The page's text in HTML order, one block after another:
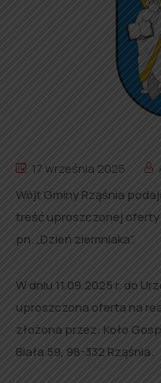
17 września 2025
Wójt Gminy Rząśnia
treść uproszczonej
pn. „Dzień ziemniaka”.
W dniu 11.09.2025 r. do
uproszczona oferta na
złożona przez: Koło
Biała 59, 98-332 Rząśnia.